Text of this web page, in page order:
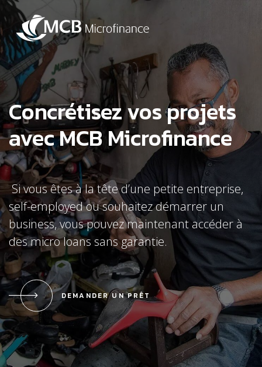
Concrétisez vos projets
avec MCB Microfinance
Si vous êtes à la tête d’une petite entreprise,
self-employed ou souhaitez démarrer un
business, vous pouvez maintenant accéder à
des micro loans sans garantie.
DEMANDER UN PRÊT